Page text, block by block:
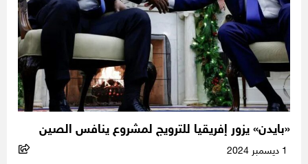
«بايدن» يزور إفريقيا للترويج لمشروع ينافس الصين